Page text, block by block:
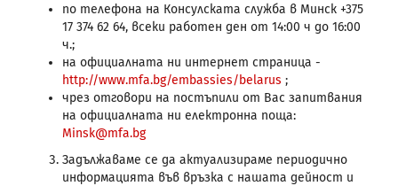
по телефона на Консулската служба в Минск +375
17 374 62 64, всеки работен ден от 14:00 ч до 16:00
ч.;
на официалната ни интернет страница -
http://www.mfa.bg/embassies/belarus ;
чрез отговори на постъпили от Вас запитвания
на официалната ни електронна поща:
Minsk@mfa.bg
Задължаваме се да актуализираме периодично
информацията във връзка с нашата дейност и